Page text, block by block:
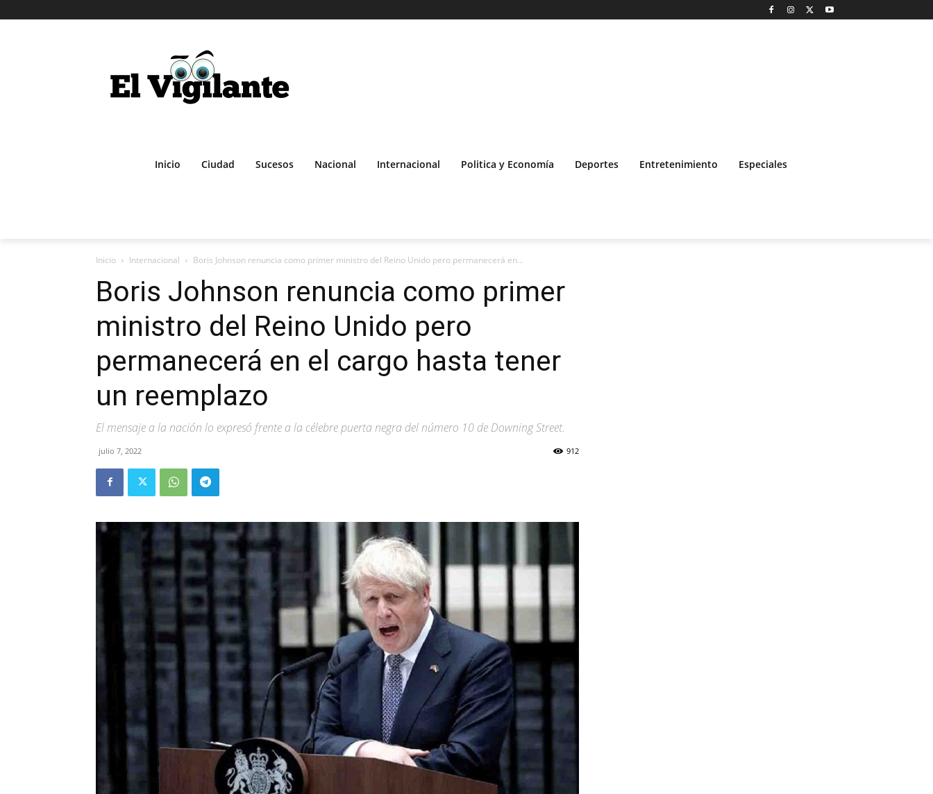
Inicio Ciudad Sucesos Nacional Internacional Politica y Economía Deportes Entretenimiento Especiales
Inicio Internacional Boris Johnson renuncia como primer ministro del Reino Unido pero permanecerá en...
Boris Johnson renuncia como primer
ministro del Reino Unido pero
permanecerá en el cargo hasta tener
un reemplazo
El mensaje a la nación lo expresó frente a la célebre puerta negra del número 10 de Downing Street.
julio 7, 2022 912